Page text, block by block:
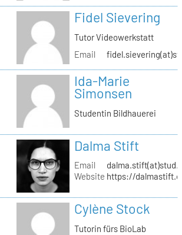
Fidel Sievering
Tutor Videowerkstatt
Email
Ida-Marie
Simonsen
Studentin Bildhauerei
Dalma Stift
Email
Website https://
Cylène Stock
Tutorin fürs BioLab